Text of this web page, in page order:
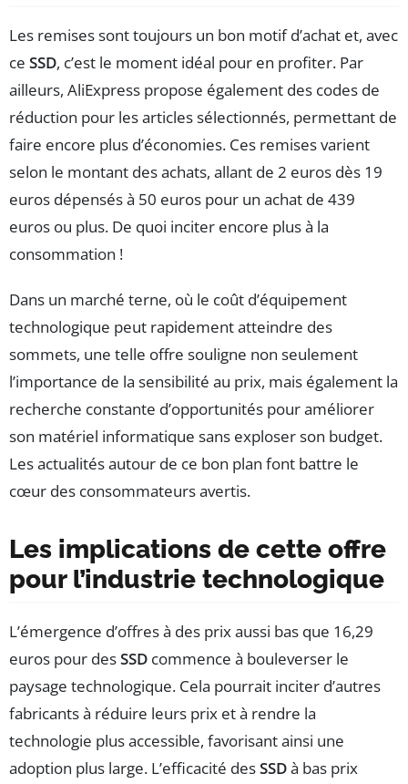
Les remises sont toujours un bon motif d’achat et, avec
ce SSD, c’est le moment idéal pour en profiter. Par
ailleurs, AliExpress propose également des codes de
réduction pour les articles sélectionnés, permettant de
faire encore plus d’économies. Ces remises varient
selon le montant des achats, allant de 2 euros dès 19
euros dépensés à 50 euros pour un achat de 439
euros ou plus. De quoi inciter encore plus à la
consommation !
Dans un marché terne, où le coût d’équipement
technologique peut rapidement atteindre des
sommets, une telle offre souligne non seulement
l’importance de la sensibilité au prix, mais également la
recherche constante d’opportunités pour améliorer
son matériel informatique sans exploser son budget.
Les actualités autour de ce bon plan font battre le
cœur des consommateurs avertis.
Les implications de cette offre
pour l’industrie technologique
L’émergence d’offres à des prix aussi bas que 16,29
euros pour desSSD commence à bouleverser le
paysage technologique. Cela pourrait inciter d’autres
fabricants à réduire leurs prix et à rendre la
technologie plus accessible, favorisant ainsi une
adoption plus large. L’efficacité desSSDà bas prix